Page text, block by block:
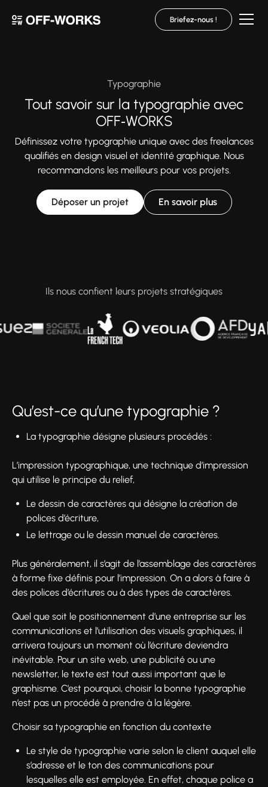
Briefez-nous !
Typographie
Tout savoir sur la typographie avec
OFF‑WORKS
Définissez votre typographie unique avec des freelances
qualifiés en design visuel et identité graphique. Nous
recommandons les meilleurs pour vos projets.
Déposer un projet En savoir plus
Ils nous confient leurs projets stratégiques
Qu’est-ce qu’une typographie ?
La typographie désigne plusieurs procédés :
L’impression typographique, une technique d’impression
qui utilise le principe du relief,
Le dessin de caractères qui désigne la création de
polices d’écriture,
Le lettrage ou le dessin manuel de caractères.
Plus généralement, il s’agit de l’assemblage des caractères
à forme fixe définis pour l’impression. On a alors à faire à
des polices d’écritures ou à des types de caractères.
Quel que soit le positionnement d’une entreprise sur les
communications et l’utilisation des visuels graphiques, il
arrivera toujours un moment où l’écriture deviendra
inévitable. Pour un site web, une publicité ou une
newsletter, le texte est tout aussi important que le
graphisme. C’est pourquoi, choisir la bonne typographie
n’est pas un procédé à prendre à la légère.
Choisir sa typographie en fonction du contexte
Le style de typographie varie selon le client auquel elle
s’adresse et le ton des communications pour
lesquelles elle est employée. En effet, chaque police a